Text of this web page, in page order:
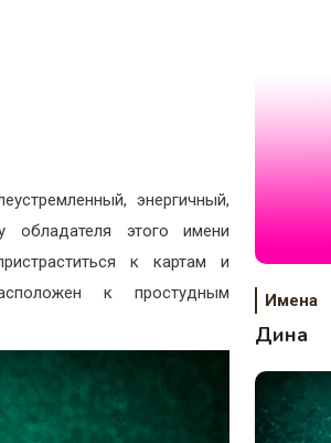
энергичный,
обладателя этого имени
к картам и
к простудным
Имена
Дина